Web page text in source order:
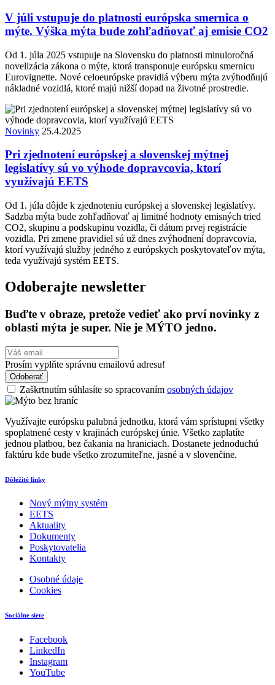
V júli vstupuje do platnosti európska smernica o
mýte. Výška mýta bude zohľadňovať aj emisie CO2
Od 1. júla 2025 vstupuje na Slovensku do platnosti minuloročná
novelizácia zákona o mýte, ktorá transponuje európsku smernicu
Eurovignette. Nové celoeurópske pravidlá výberu mýta zvýhodňujú
nákladné vozidlá, ktoré majú nižší dopad na životné prostredie.
Novinky 25.4.2025
Pri zjednotení európskej a slovenskej mýtnej
legislatívy sú vo výhode dopravcovia, ktorí
využívajú EETS
Od 1. júla dôjde k zjednoteniu európskej a slovenskej legislatívy.
Sadzba mýta bude zohľadňovať aj limitné hodnoty emisných tried
CO2, skupinu a podskupinu vozidla, či dátum prvej registrácie
vozidla. Pri zmene pravidiel sú už dnes zvýhodnení dopravcovia,
ktorí využívajú služby jedného z európskych poskytovateľov mýta,
teda využívajú systém EETS.
Odoberajte newsletter
Buďte v obraze, pretože vedieť ako prví novinky z
oblasti mýta je super. Nie je MÝTO jedno.
Prosím vyplňte správnu emailovú adresu!
Odoberať
Zaškrtnutím súhlasíte so spracovaním osobných údajov
Využívajte európsku palubná jednotku, ktorá vám sprístupni všetky
spoplatnené cesty v krajinách európskej únie. Všetko zaplatíte
jednou platbou, bez čakania na hraniciach. Dostanete jednoduchú
faktúru kde bude všetko zrozumiteľne, jasné a v slovenčine.
Dôležité linky
Nový mýtny systém
EETS
Aktuality
Dokumenty
Poskytovatelia
Kontakty
Osobné údaje
Cookies
Sociálne siete
Facebook
LinkedIn
Instagram
YouTube